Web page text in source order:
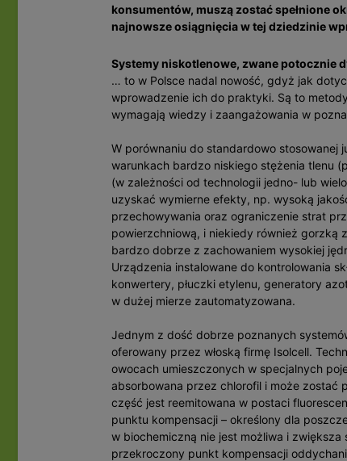
konsumentów, muszą zostać spełnione
najnowsze osiągnięcia w tej dziedzinie
Systemy niskotlenowe, zwane potocznie
… to w Polsce nadal nowość, gdyż jak
wprowadzenie ich do praktyki. Są to
wymagają wiedzy i zaangażowania w
W porównaniu do standardowo stosowanej
warunkach bardzo niskiego stężenia tlenu
(w zależności od technologii jedno- lub
uzyskać wymierne efekty, np. wysoką
przechowywania oraz ograniczenie strat
powierzchniową, i niekiedy również gorzką
bardzo dobrze z zachowaniem wysokiej
Urządzenia instalowane do kontrolowania
konwertery, płuczki etylenu, generatory
w dużej mierze zautomatyzowana.
Jednym z dość dobrze poznanych
oferowany przez włoską firmę Isolcell.
owocach umieszczonych w specjalnych
absorbowana przez chlorofil i może zostać
część jest reemitowana w postaci
punktu kompensacji – określony dla
w biochemiczną nie jest możliwa i
przekroczony punkt kompensacji